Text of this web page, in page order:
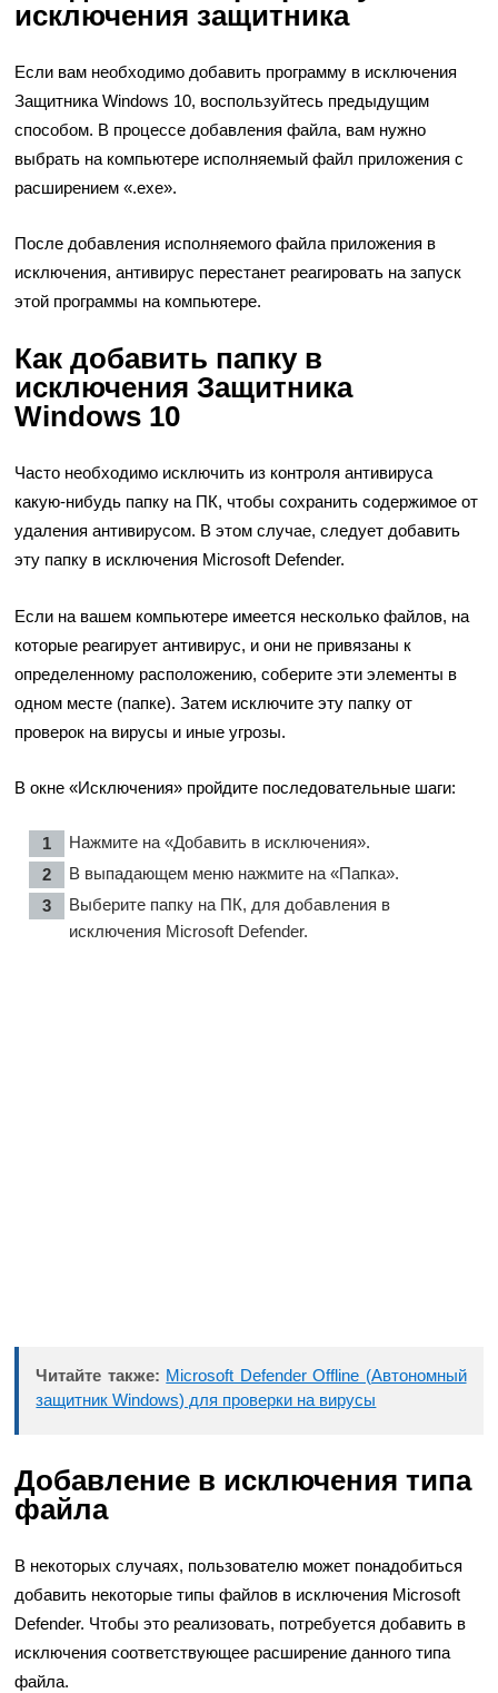
исключения защитника
Если вам необходимо добавить программу в исключения
Защитника Windows 10, воспользуйтесь предыдущим
способом. В процессе добавления файла, вам нужно
выбрать на компьютере исполняемый файл приложения с
расширением «.exe».
После добавления исполняемого файла приложения в
исключения, антивирус перестанет реагировать на запуск
этой программы на компьютере.
Как добавить папку в
исключения Защитника
Windows 10
Часто необходимо исключить из контроля антивируса
какую-нибудь папку на ПК, чтобы сохранить содержимое от
удаления антивирусом. В этом случае, следует добавить
эту папку в исключения Microsoft Defender.
Если на вашем компьютере имеется несколько файлов, на
которые реагирует антивирус, и они не привязаны к
определенному расположению, соберите эти элементы в
одном месте (папке). Затем исключите эту папку от
проверок на вирусы и иные угрозы.
В окне «Исключения» пройдите последовательные шаги:
Нажмите на «Добавить в исключения».
В выпадающем меню нажмите на «Папка».
Выберите папку на ПК, для добавления в
исключения Microsoft Defender.
Читайте также: Microsoft Defender Offline (Автономный
защитник Windows) для проверки на вирусы
Добавление в исключения типа
файла
В некоторых случаях, пользователю может понадобиться
добавить некоторые типы файлов в исключения Microsoft
Defender. Чтобы это реализовать, потребуется добавить в
исключения соответствующее расширение данного типа
файла.